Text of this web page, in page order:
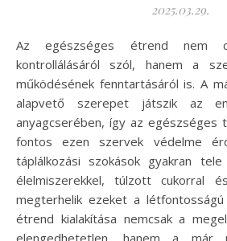
2025.03.29.
Az egészséges étrend nem csupán a testsúly
kontrollálásáról szól, hanem a
működésének fenntartásáról is. A
alapvető szerepet játszik az
anyagcserében, így az egészséges
fontos ezen szervek védelme
táplálkozási szokások gyakran
élelmiszerekkel, túlzott cukorral
megterhelik ezeket a
étrend kialakítása nemcsak a
elengedhetetlen, hanem a már